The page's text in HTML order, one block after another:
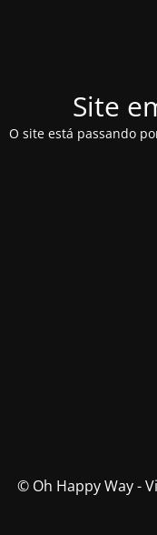
Site
O site está passando
© Oh Happy Way -